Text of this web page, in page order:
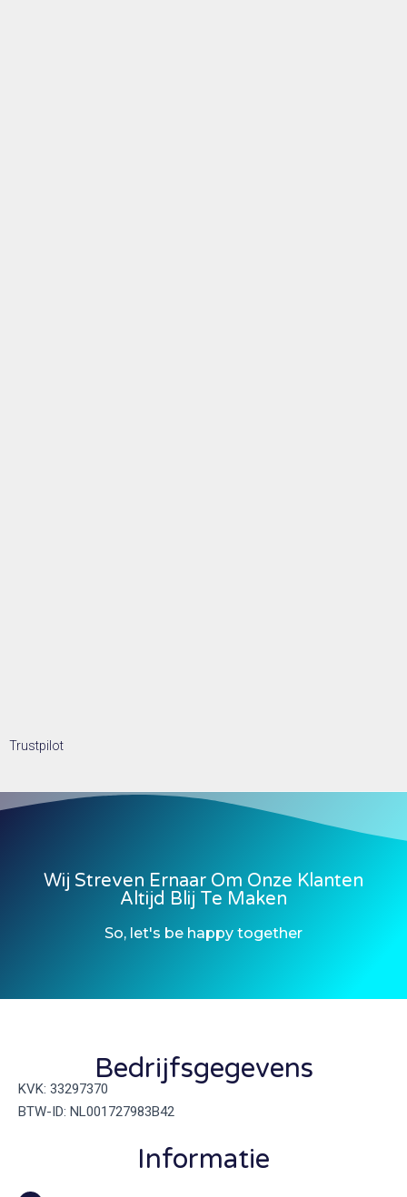
Trustpilot
Wij Streven Ernaar Om Onze Klanten
Altijd Blij Te Maken
So, let's be happy together
Bedrijfsgegevens
KVK: 33297370
BTW-ID: NL001727983B42
Informatie